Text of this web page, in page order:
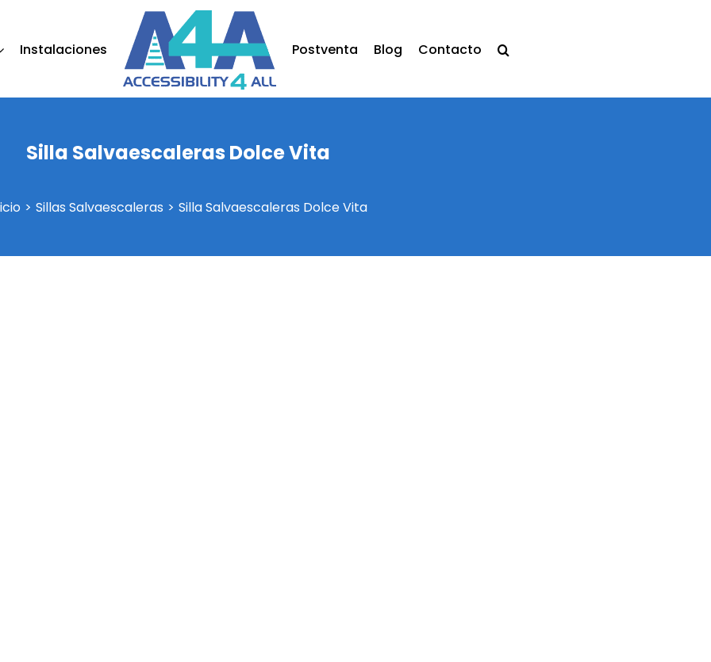
Instalaciones Postventa Blog Contacto
Silla Salvaescaleras Dolce Vita
Sillas Salvaescaleras Silla Salvaescaleras Dolce Vita